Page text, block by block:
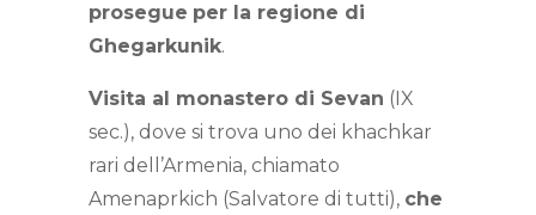
prosegue per la regione di
Ghegarkunik.
Visita al monastero di Sevan (IX
sec.), dove si trova uno dei khachkar
rari dell’Armenia, chiamato
Amenaprkich (Salvatore di tutti), che